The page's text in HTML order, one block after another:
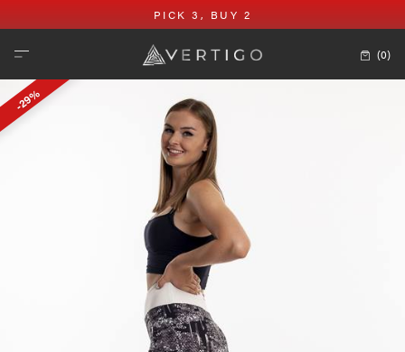
PICK 3, BUY 2
(0)
-29%